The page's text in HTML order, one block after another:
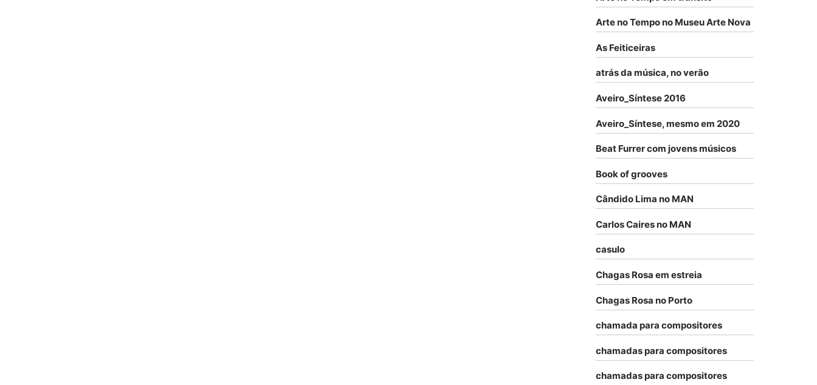
Arte no Tempo no Museu Arte Nova
As Feiticeiras
atrás da música, no verão
Aveiro_Síntese 2016
Aveiro_Síntese, mesmo em 2020
Beat Furrer com jovens músicos
Book of grooves
Cândido Lima no MAN
Carlos Caires no MAN
casulo
Chagas Rosa em estreia
Chagas Rosa no Porto
chamada para compositores
chamadas para compositores
chamadas para compositores